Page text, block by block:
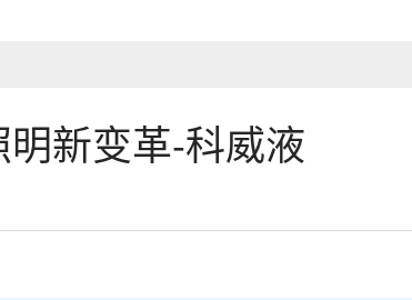
新变革-科威液